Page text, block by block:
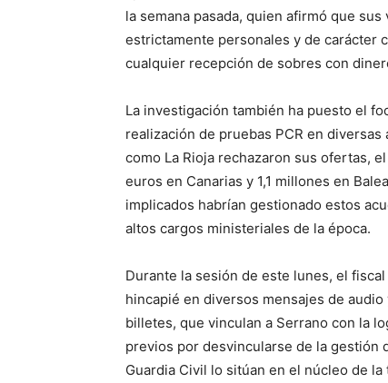
la semana pasada, quien afirmó que
estrictamente personales y de carácter
cualquier recepción de sobres con
La investigación también ha puesto el
realización de pruebas PCR en
como La Rioja rechazaron sus ofertas,
euros en Canarias y 1,1 millones en
implicados habrían gestionado estos
altos cargos ministeriales de la época.
Durante la sesión de este lunes, el
hincapié en diversos mensajes de
billetes, que vinculan a Serrano con la
previos por desvincularse de la gestión
Guardia Civil lo sitúan en el núcleo de